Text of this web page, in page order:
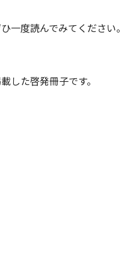
一度読んでみてください。
した啓発冊子です。